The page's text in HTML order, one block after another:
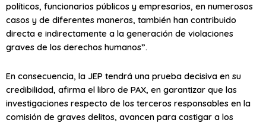
políticos, funcionarios públicos y empresarios, en numerosos
casos y de diferentes maneras, también han contribuido
directa e indirectamente a la generación de violaciones
graves de los derechos humanos”.
En consecuencia, la JEP tendrá una prueba decisiva en su
credibilidad, afirma el libro de PAX, en garantizar que las
investigaciones respecto de los terceros responsables en la
comisión de graves delitos, avancen para castigar a los